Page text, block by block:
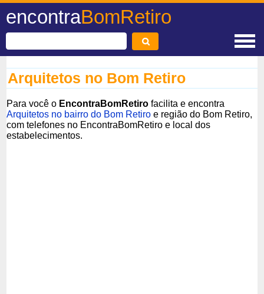
encontraBomRetiro
Arquitetos no Bom Retiro
Para você o EncontraBomRetiro facilita e encontra
Arquitetos no bairro do Bom Retiro e região do Bom Retiro,
com telefones no EncontraBomRetiro e local dos
estabelecimentos.